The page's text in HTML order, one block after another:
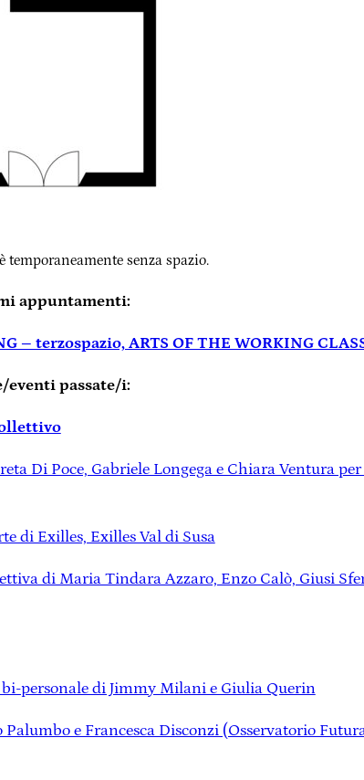
temporaneamente senza spazio.
appuntamenti:
– terzospazio, ARTS OF THE WORKING
eventi passate/i:
Di Poce, Gabriele Longega e Chiara Ventura
di Exilles, Exilles Val di Susa
di Maria Tindara Azzaro, Enzo Calò, Giusi
personale di Jimmy Milani e Giulia Querin
e Francesca Disconzi (Osservatorio